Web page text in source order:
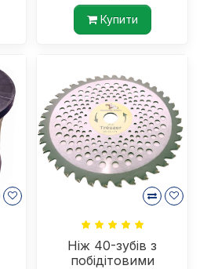
Купити
Ніж 40-зубів з
побідітовими